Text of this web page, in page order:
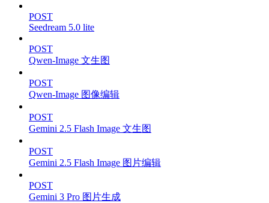
POST
Seedream 5.0 lite
POST
Qwen-Image 文生图
POST
Qwen-Image 图像编辑
POST
Gemini 2.5 Flash Image 文生图
POST
Gemini 2.5 Flash Image 图片编辑
POST
Gemini 3 Pro 图片生成